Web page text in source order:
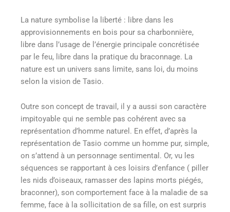
La nature symbolise la liberté : libre dans les
approvisionnements en bois pour sa charbonnière,
libre dans l’usage de l’énergie principale concrétisée
par le feu, libre dans la pratique du braconnage. La
nature est un univers sans limite, sans loi, du moins
selon la vision de Tasio.
Outre son concept de travail, il y a aussi son caractère
impitoyable qui ne semble pas cohérent avec sa
représentation d’homme naturel. En effet, d’après la
représentation de Tasio comme un homme pur, simple,
on s’attend à un personnage sentimental. Or, vu les
séquences se rapportant à ces loisirs d’enfance ( piller
les nids d’oiseaux, ramasser des lapins morts piégés,
braconner), son comportement face à la maladie de sa
femme, face à la sollicitation de sa fille, on est surpris